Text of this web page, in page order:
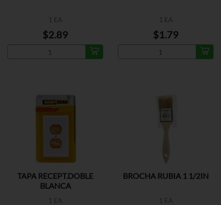
1 EA
$2.89
1 EA
$1.79
TAPA RECEPT.DOBLE
BLANCA
1 EA
BROCHA RUBIA 1 1/2IN
1 EA